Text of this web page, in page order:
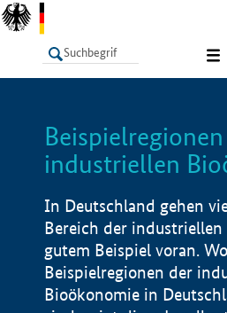
LISTE
industriellen
In Deutschland gehen
Bereich der
gutem Beispiel voran.
Beispielregionen der
Bioökonomie in